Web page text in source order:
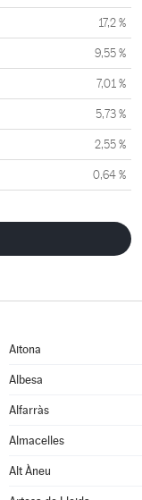
17,2 %
9,55 %
7,01 %
5,73 %
2,55 %
0,64 %
Aitona
Albesa
Alfarràs
Almacelles
Alt Àneu